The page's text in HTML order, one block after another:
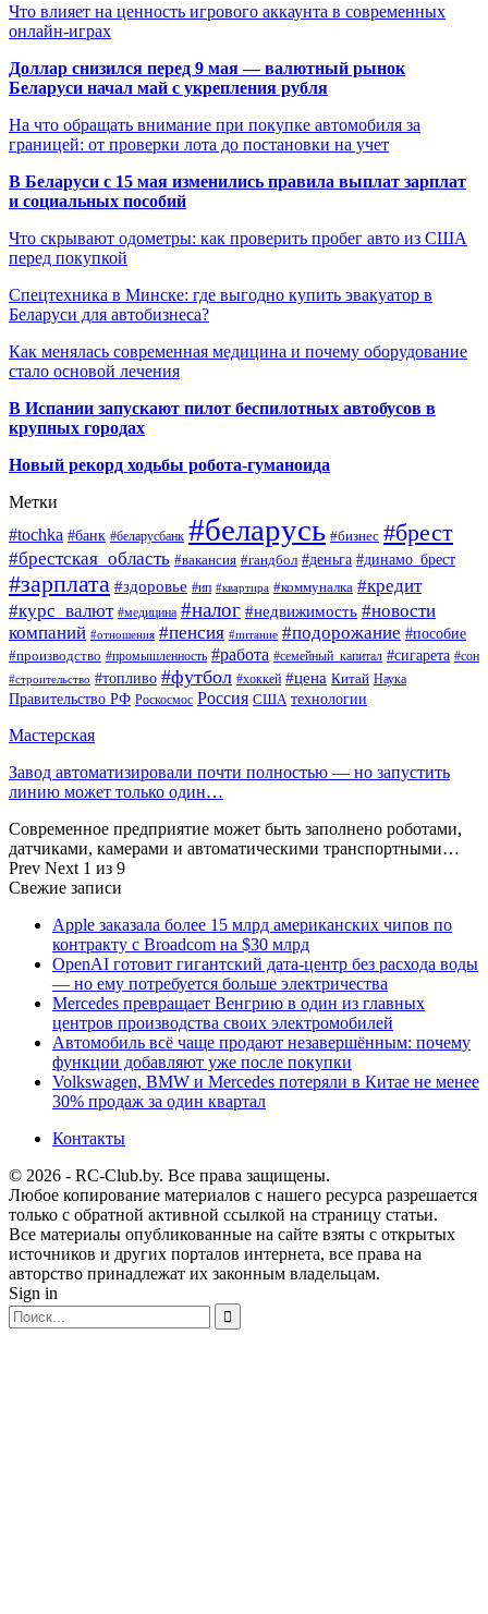
Что влияет на ценность игрового аккаунта в современных
онлайн-играх
Доллар снизился перед 9 мая — валютный рынок
Беларуси начал май с укрепления рубля
На что обращать внимание при покупке автомобиля за
границей: от проверки лота до постановки на учет
В Беларуси с 15 мая изменились правила выплат зарплат
и социальных пособий
Что скрывают одометры: как проверить пробег авто из США
перед покупкой
Спецтехника в Минске: где выгодно купить эвакуатор в
Беларуси для автобизнеса?
Как менялась современная медицина и почему оборудование
стало основой лечения
В Испании запускают пилот беспилотных автобусов в
крупных городах
Новый рекорд ходьбы робота-гуманоида
Метки
#tochka #банк #беларусбанк #беларусь #бизнес #брест
#брестская_область #вакансия #гандбол #деньга #динамо_брест
#зарплата #здоровье #ип #квартира #коммуналка #кредит
#курс_валют #медицина #налог #недвижимость #новости
компаний #отношения #пенсия #питание #подорожание #пособие
#производство #промышленность #работа #семейный_капитал #сигарета #сон
#строительство #топливо #футбол #хоккей #цена Китай Наука
Правительство РФ Роскосмос Россия США технологии
Мастерская
Завод автоматизировали почти полностью — но запустить
линию может только один…
Современное предприятие может быть заполнено роботами,
датчиками, камерами и автоматическими транспортными…
Prev Next 1 из 9
Свежие записи
Apple заказала более 15 млрд американских чипов по
контракту с Broadcom на $30 млрд
OpenAI готовит гигантский дата-центр без расхода воды
— но ему потребуется больше электричества
Mercedes превращает Венгрию в один из главных
центров производства своих электромобилей
Автомобиль всё чаще продают незавершённым: почему
функции добавляют уже после покупки
Volkswagen, BMW и Mercedes потеряли в Китае не менее
30% продаж за один квартал
Контакты
© 2026 - RC-Club.by. Все права защищены.
Любое копирование материалов с нашего ресурса разрешается
только с обратной активной ссылкой на страницу статьи.
Все материалы опубликованные на сайте взяты с открытых
источников и других порталов интернета, все права на
авторство принадлежат их законным владельцам.
Sign in